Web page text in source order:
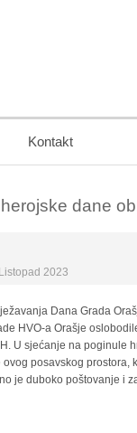
Kontakt
dane
2023
Dana Grada
HVO-a Orašje
U sjećanje na poginule
posavskog prostora,
je duboko poštovanje i